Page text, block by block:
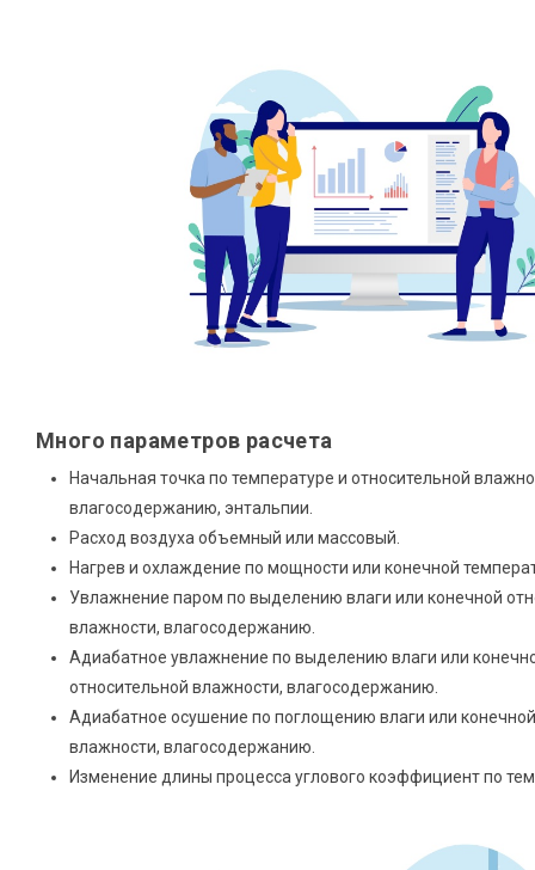
Много параметров расчета
Начальная точка по температуре и относительной
влагосодержанию, энтальпии.
Расход воздуха объемный или массовый.
Нагрев и охлаждение по мощности или конечной
Увлажнение паром по выделению влаги или конечной
влажности, влагосодержанию.
Адиабатное увлажнение по выделению влаги или
относительной влажности, влагосодержанию.
Адиабатное осушение по поглощению влаги или
влажности, влагосодержанию.
Изменение длины процесса углового коэффициент по